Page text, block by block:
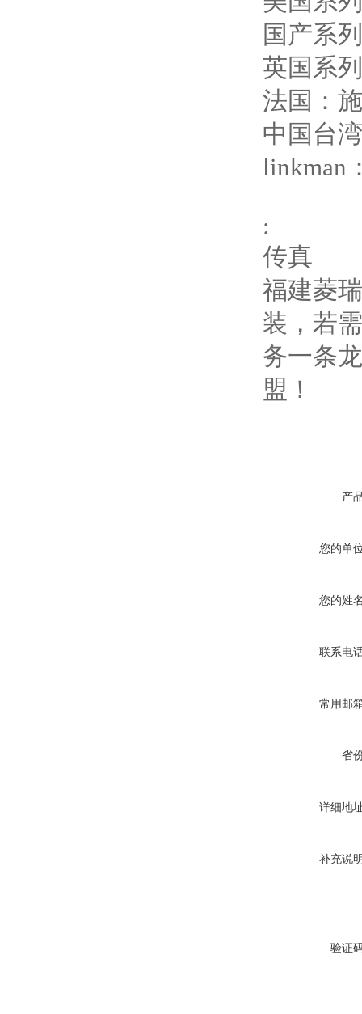
国产系
英国系
法国：
中国台
linkman
:
传真
福建菱
装，若
务一条
盟！
产
您的单
您的姓
联系电
常用邮
省
详细地
补充说
验证